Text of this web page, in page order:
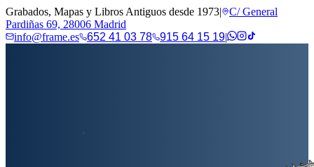
Grabados, Mapas y Libros Antiguos desde 1973|
C/ General
Pardiñas 69, 28006 Madrid
info@frame.es
652 41 03 78 915 64 15 19|